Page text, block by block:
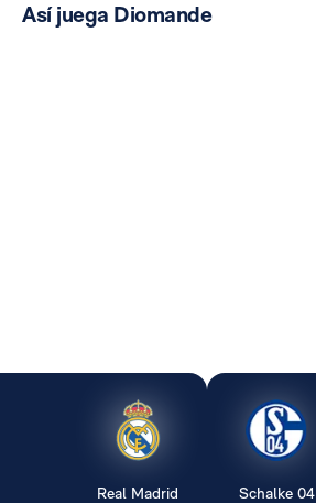
Así juega Diomande
Real Madrid Schalke 04